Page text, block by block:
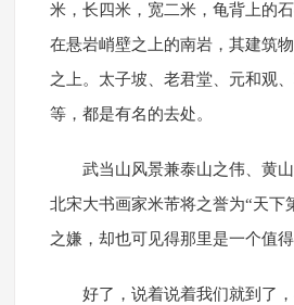
米，长四米，宽二米，龟背上的
在悬岩峭壁之上的南岩，其建筑
之上。太子坡、老君堂、元和观
等，都是有名的去处。
武当山风景兼泰山之伟、黄
北宋大书画家米芾将之誉为“天下
之嫌，却也可见得那里是一个值得
好了，说着说着我们就到了